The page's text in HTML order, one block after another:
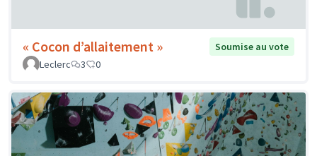
« Cocon d’allaitement »
Soumise au vote
Leclerc
3 0